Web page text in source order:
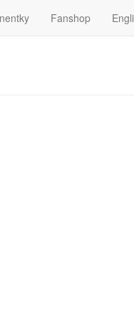
Fanshop